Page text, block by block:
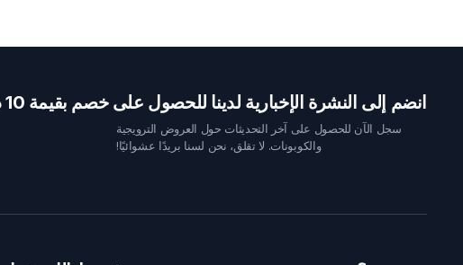
انضم إلى النشرة الإخبارية لدينا للحصول على خصم بقيمة 10 دولار
سجل الآن للحصول على آخر التحديثات حول العروض الترويجية
والكوبونات. لا تقلق، نحن لسنا بريدًا عشوائيًا!